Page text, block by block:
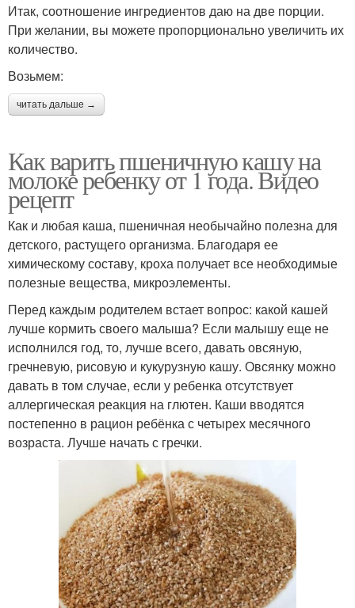
Итак, соотношение ингредиентов даю на две порции.
При желании, вы можете пропорционально увеличить их
количество.
Возьмем:
читать дальше →
Как варить пшеничную кашу на
молоке ребенку от 1 года. Видео
рецепт
Как и любая каша, пшеничная необычайно полезна для
детского, растущего организма. Благодаря ее
химическому составу, кроха получает все необходимые
полезные вещества, микроэлементы.
Перед каждым родителем встает вопрос: какой кашей
лучше кормить своего малыша? Если малышу еще не
исполнился год, то, лучше всего, давать овсяную,
гречневую, рисовую и кукурузную кашу. Овсянку можно
давать в том случае, если у ребенка отсутствует
аллергическая реакция на глютен. Каши вводятся
постепенно в рацион ребёнка с четырех месячного
возраста. Лучше начать с гречки.